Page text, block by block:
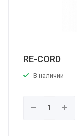
RE-CORD
В наличии